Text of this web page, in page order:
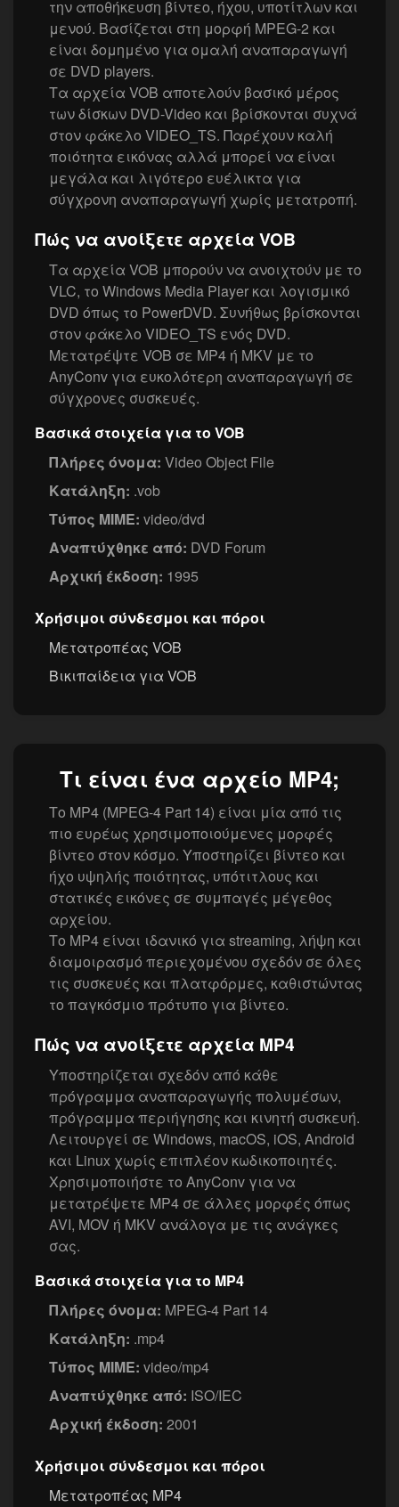
την αποθήκευση βίντεο, ήχου, υποτίτλων και
μενού. Βασίζεται στη μορφή MPEG-2 και
είναι δομημένο για ομαλή αναπαραγωγή
σε DVD players.
Τα αρχεία VOB αποτελούν βασικό μέρος
των δίσκων DVD-Video και βρίσκονται συχνά
στον φάκελο VIDEO_TS. Παρέχουν καλή
ποιότητα εικόνας αλλά μπορεί να είναι
μεγάλα και λιγότερο ευέλικτα για
σύγχρονη αναπαραγωγή χωρίς μετατροπή.
Πώς να ανοίξετε αρχεία VOB
Τα αρχεία VOB μπορούν να ανοιχτούν με το
VLC, το Windows Media Player και λογισμικό
DVD όπως το PowerDVD. Συνήθως βρίσκονται
στον φάκελο VIDEO_TS ενός DVD.
Μετατρέψτε VOB σε MP4 ή MKV με το
AnyConv για ευκολότερη αναπαραγωγή σε
σύγχρονες συσκευές.
Βασικά στοιχεία για το VOB
Πλήρες όνομα: Video Object File
Κατάληξη: .vob
Τύπος MIME: video/dvd
Αναπτύχθηκε από: DVD Forum
Αρχική έκδοση: 1995
Χρήσιμοι σύνδεσμοι και πόροι
Μετατροπέας VOB
Βικιπαίδεια για VOB
Τι είναι ένα αρχείο MP4;
Το MP4 (MPEG-4 Part 14) είναι μία από τις
πιο ευρέως χρησιμοποιούμενες μορφές
βίντεο στον κόσμο. Υποστηρίζει βίντεο και
ήχο υψηλής ποιότητας, υπότιτλους και
στατικές εικόνες σε συμπαγές μέγεθος
αρχείου.
Το MP4 είναι ιδανικό για streaming, λήψη και
διαμοιρασμό περιεχομένου σχεδόν σε όλες
τις συσκευές και πλατφόρμες, καθιστώντας
το παγκόσμιο πρότυπο για βίντεο.
Πώς να ανοίξετε αρχεία MP4
Υποστηρίζεται σχεδόν από κάθε
πρόγραμμα αναπαραγωγής πολυμέσων,
πρόγραμμα περιήγησης και κινητή συσκευή.
Λειτουργεί σε Windows, macOS, iOS, Android
και Linux χωρίς επιπλέον κωδικοποιητές.
Χρησιμοποιήστε το AnyConv για να
μετατρέψετε MP4 σε άλλες μορφές όπως
AVI, MOV ή MKV ανάλογα με τις ανάγκες
σας.
Βασικά στοιχεία για το MP4
Πλήρες όνομα: MPEG-4 Part 14
Κατάληξη: .mp4
Τύπος MIME: video/mp4
Αναπτύχθηκε από: ISO/IEC
Αρχική έκδοση: 2001
Χρήσιμοι σύνδεσμοι και πόροι
Μετατροπέας MP4